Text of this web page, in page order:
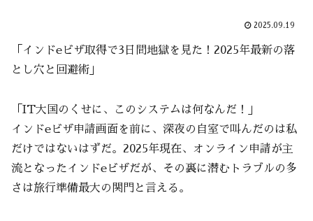
2025.09.19
「インドeビザ取得で3日間地獄を見た！2025年最新の落
とし穴と回避術」
「IT大国のくせに、このシステムは何なんだ！」
インドeビザ申請画面を前に、深夜の自室で叫んだのは私
だけではないはずだ。2025年現在、オンライン申請が主
流となったインドeビザだが、その裏に潜むトラブルの多
さは旅行準備最大の関門と言える。